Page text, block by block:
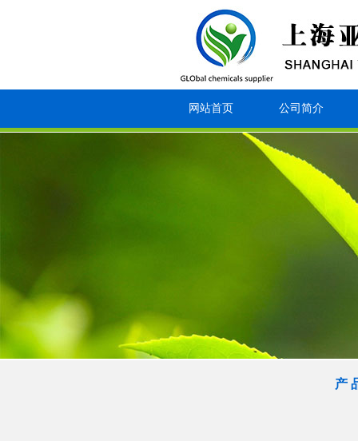
网站首页 公司简介
产